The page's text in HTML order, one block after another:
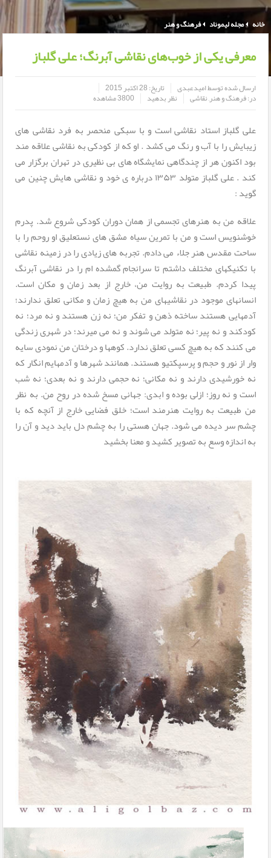
خانه مجله لیموناد فرهنگ و هنر
معرفی یکی از خوب‌های نقاشی آبرنگ؛ علی گلباز
ارسال شده توسطامیدعبدی تاریخ:28 اکتبر 2015
در:فرهنگ و هنر,نقاشی نظر بدهید 3800 مشاهده
علی گلباز استاد نقاشی است و با سبکی منحصر به فرد نقاشی های
زیبایش را با آب و رنگ می کشد . او که از کودکی به نقاشی علاقه مند
بود اکنون هر از چندگاهی نمایشگاه های بی نظیری در تهران برگزار می
کند . علی گلباز متولد ۱۳۵۳ درباره ی خود و نقاشی هایش چنین می
گوید :
علاقه من به هنرهای تجسمی از همان دوران کودکی شروع شد. پدرم
خوشنویس است و من با تمرین سیاه مشق های نستعلیق او روحم را با
ساحت مقدس هنر جلاء می دادم. تجربه های زیادی را در زمینه نقاشی
با تکنیکهای مختلف داشتم تا سرانجام گمشده ام را در نقاشی آبرنگ
پیدا کردم. طبیعت به روایت من، خارج از بعد زمان و مکان است.
انسانهای موجود در نقاشیهای من به هیچ زمان و مکانی تعلق ندارند؛
آدمهایی هستند ساخته ذهن و تفکر من؛ نه زن هستند و نه مرد؛ نه
کودکند و نه پیر؛ نه متولد می شوند و نه می میرند؛ در شهری زندگی
می کنند که به هیچ کسی تعلق ندارد. کوهها و درختان من نمودی سایه
وار از نور و حجم و پرسپکتیو هستند. همانند شهرها و آدمهایم انگار که
نه خورشیدی دارند و نه مکانی؛ نه حجمی دارند و نه بعدی؛ نه شب
است و نه روز؛ ازلی بوده و ابدی: جهانی مسخ شده در روح من. به نظر
من طبیعت به روایت هنرمند است؛ خلق فضایی خارج از آنچه که با
چشم سر دیده می شود. جهان هستی را به چشم دل باید دید و آن را
به اندازه وسع به تصویر کشید و معنا بخشید